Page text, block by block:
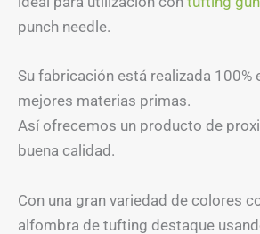
punch needle.
Su fabricación está realizada 100%
mejores materias primas.
Así ofrecemos un producto de
buena calidad.
Con una gran variedad de colores
alfombra de tufting destaque